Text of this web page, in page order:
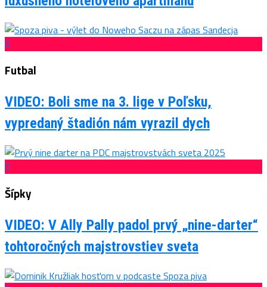
Futbal
VIDEO: Boli sme na 3. lige v Poľsku,
vypredaný štadión nám vyrazil dych
Šípky
VIDEO: V Ally Pally padol prvý „nine-darter“
tohtoročných majstrovstiev sveta